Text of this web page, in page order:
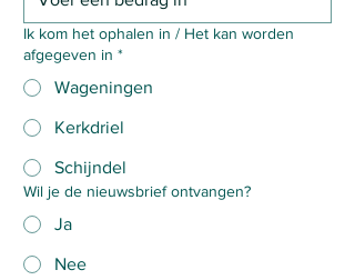
Ik kom het ophalen in / Het kan worden
afgegeven in *
Wageningen
Kerkdriel
Schijndel
Wil je de nieuwsbrief ontvangen?
Ja
Nee